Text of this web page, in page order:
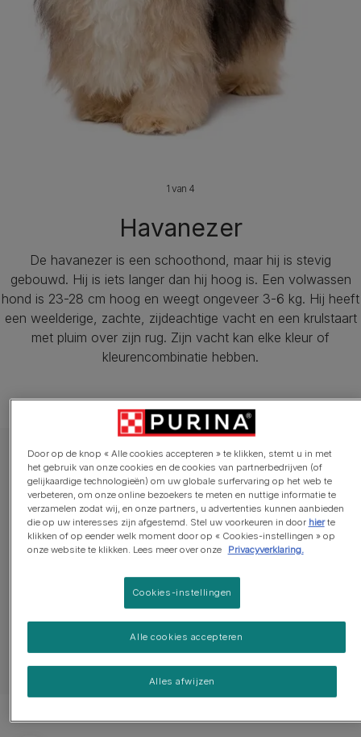
Havanezer
De havanezer is een schoothond, maar hij is stevig
gebouwd. Hij is iets langer dan hij hoog is. Een volwassen
hond is 23-28 cm hoog en weegt ongeveer 3-6 kg. Hij heeft
een weelderige, zachte, zijdeachtige vacht en een krulstaart
met pluim over zijn rug. Zijn vacht kan elke kleur of
kleurencombinatie hebben.
1 van 4
Levensduur
13 - 15 jaar
Gewicht
3 - 6kg
Door op de knop « Alle cookies accepteren » te klikken, stemt u in met
het gebruik van onze cookies en de cookies van partnerbedrijven (of
gelijkaardige technologieën) om uw globale surfervaring op het web te
verbeteren, om onze online bezoekers te meten en nuttige informatie te
verzamelen zodat wij, en onze partners, u advertenties kunnen aanbieden
die op uw interesses zijn afgestemd. Stel uw voorkeuren in door hierte
klikken of op eender welk moment door op « Cookies-instellingen » op
onze website te klikken. Lees meer over onze
Privacyverklaring.
Cookies-instellingen
Alles afwijzen
Alle cookies accepteren